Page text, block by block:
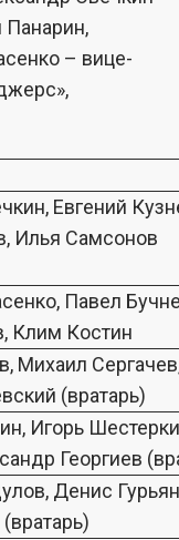
Панарин,
– вице-
Евгений
Илья Самсонов
Павел
Клим Костин
Михаил
(вратарь)
Игорь
Георгиев
Денис